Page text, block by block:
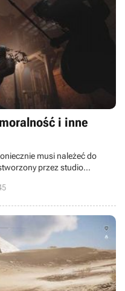
i inne
musi należeć do
przez studio
Jak w nim funkcjonować i nie
Zapraszamy do